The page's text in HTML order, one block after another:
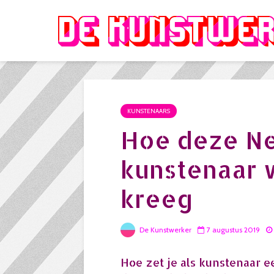
KUNSTENAARS
Hoe deze
kunstenaar
kreeg
De Kunstwerker 7 augustus 2019
Hoe zet je als kunstenaar